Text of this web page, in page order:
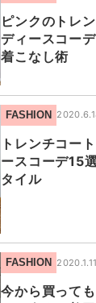
ピンクのトレ
ディースコー
着こなし術
FASHION
トレンチコー
ースコーデ15
タイル
FASHION 2020.1.11
今から買って